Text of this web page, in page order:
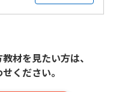
材を見たい方は、
ください。